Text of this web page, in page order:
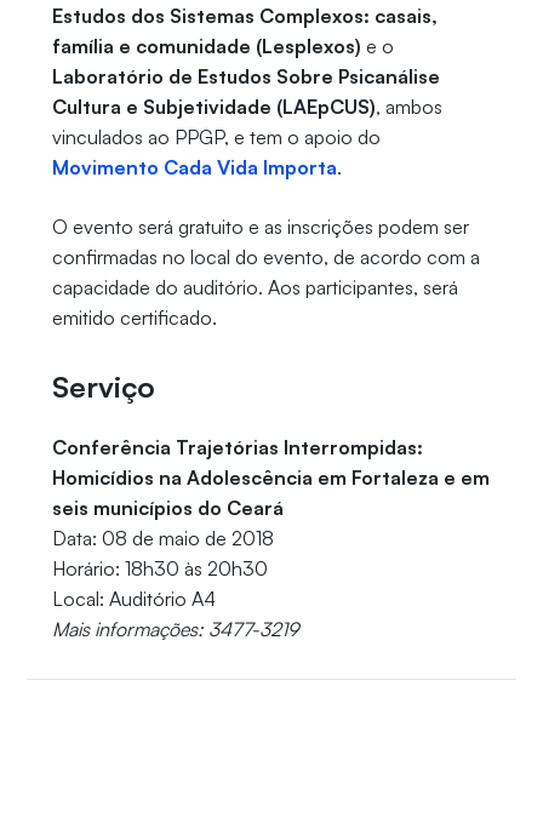
Estudos dos Sistemas Complexos: casais,
família e comunidade (Lesplexos) e o
Laboratório de Estudos Sobre Psicanálise
Cultura e Subjetividade (LAEpCUS), ambos
vinculados ao PPGP, e tem o apoio do
Movimento Cada Vida Importa.
O evento será gratuito e as inscrições podem ser
confirmadas no local do evento, de acordo com a
capacidade do auditório. Aos participantes, será
emitido certificado.
Serviço
Conferência Trajetórias Interrompidas:
Homicídios na Adolescência em Fortaleza e em
seis municípios do Ceará
Data: 08 de maio de 2018
Horário: 18h30 às 20h30
Local: Auditório A4
Mais informações: 3477-3219